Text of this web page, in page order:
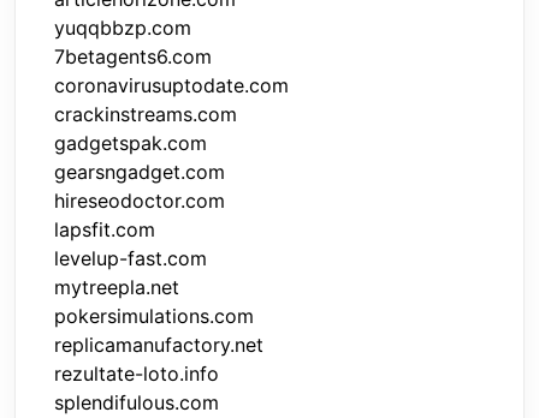
yuqqbbzp.com
7betagents6.com
coronavirusuptodate.com
crackinstreams.com
gadgetspak.com
gearsngadget.com
hireseodoctor.com
lapsfit.com
levelup-fast.com
mytreepla.net
pokersimulations.com
replicamanufactory.net
rezultate-loto.info
splendifulous.com